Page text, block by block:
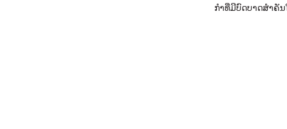
ກໍາທີ່ມີບົດບາດສໍາຄັນ